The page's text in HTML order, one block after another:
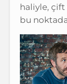
haliyle,
bu
Video
oynatıcı